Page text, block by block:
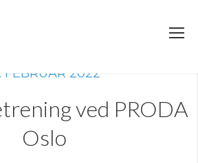
FEBRUAR 2022
ved PRODA
Oslo